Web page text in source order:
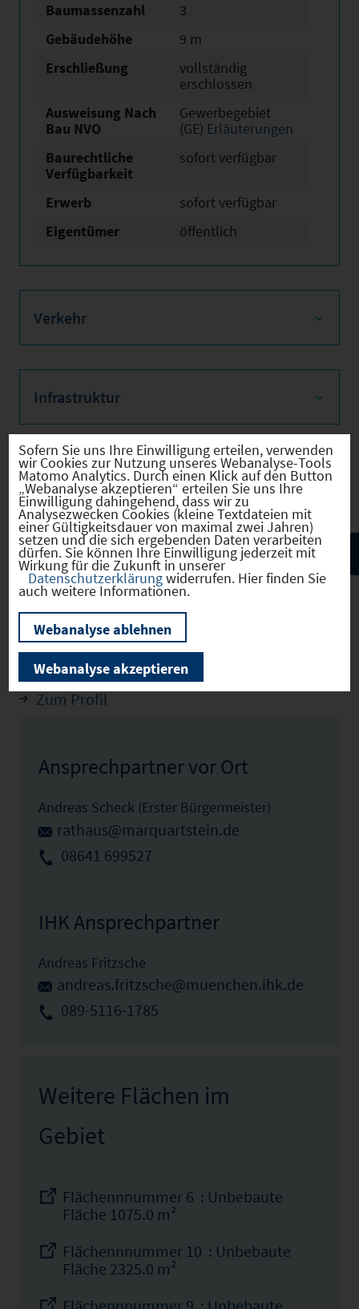
Baumassenzahl
3
Gebäudehöhe
9 m
Erschließung
vollständig
erschlossen
Ausweisung Nach
Bau NVO
Gewerbegebiet
(GE) Erläuterungen
Baurechtliche
Verfügbarkeit
sofort verfügbar
Erwerb
sofort verfügbar
Eigentümer
öffentlich
Verkehr
Infrastruktur
Bilder
Marquartstein(09189129)
Zum Profil
Ansprechpartner vor Ort
Andreas Scheck (Erster Bürgermeister)
rathaus@marquartstein.de
08641 699527
IHK Ansprechpartner
Andreas Fritzsche
andreas.fritzsche@muenchen.ihk.de
089-5116-1785
Weitere Flächen im
Gebiet
Flächennnummer 6 : Unbebaute
Fläche 1075.0 m²
Flächennnummer 10 : Unbebaute
Fläche 2325.0 m²
Sofern Sie uns Ihre Einwilligung erteilen, verwenden
wir Cookies zur Nutzung unseres Webanalyse-Tools
Matomo Analytics. Durch einen Klick auf den Button
„Webanalyse akzeptieren“ erteilen Sie uns Ihre
Einwilligung dahingehend, dass wir zu
Analysezwecken Cookies (kleine Textdateien mit
einer Gültigkeitsdauer von maximal zwei Jahren)
setzen und die sich ergebenden Daten verarbeiten
dürfen. Sie können Ihre Einwilligung jederzeit mit
Wirkung für die Zukunft in unserer
Datenschutzerklärungwiderrufen. Hier finden Sie
auch weitere Informationen.
Webanalyse ablehnen
Webanalyse akzeptieren